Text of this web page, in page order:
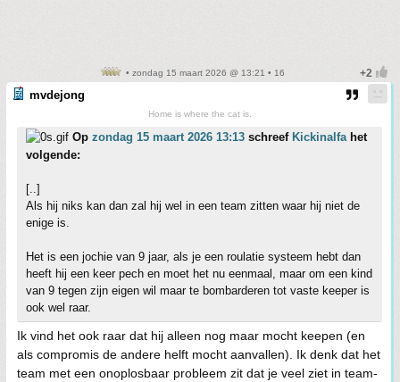
• zondag 15 maart 2026 @ 13:21 • 16
mvdejong
Home is where the cat is.
Op zondag 15 maart 2026 13:13 schreef Kickinalfahet
volgende:
[..]
Als hij niks kan dan zal hij wel in een team zitten waar hij niet de
enige is.
Het is een jochie van 9 jaar, als je een roulatie systeem hebt dan
heeft hij een keer pech en moet het nu eenmaal, maar om een kind
van 9 tegen zijn eigen wil maar te bombarderen tot vaste keeper is
ook wel raar.
Ik vind het ook raar dat hij alleen nog maar mocht keepen (en
als compromis de andere helft mocht aanvallen). Ik denk dat het
team met een onoplosbaar probleem zit dat je veel ziet in team-